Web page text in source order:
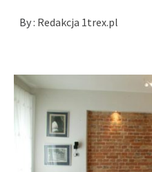
By : Redakcja 1trex.pl